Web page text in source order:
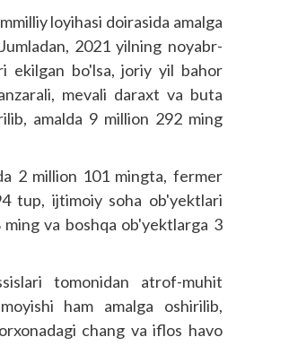
loyihasi doi­rasida amalga
2021 yilning noyabr-
ekilgan bo'lsa, joriy yil bahor
mevali daraxt va buta
amalda 9 million 292 ming
2 million 101 mingta, fermer
tup, ijtimoiy soha ob'yektlari
va boshqa ob'yektlarga 3
tomonidan atrof-muhit
ham amalga oshirilib,
chang va iflos havo